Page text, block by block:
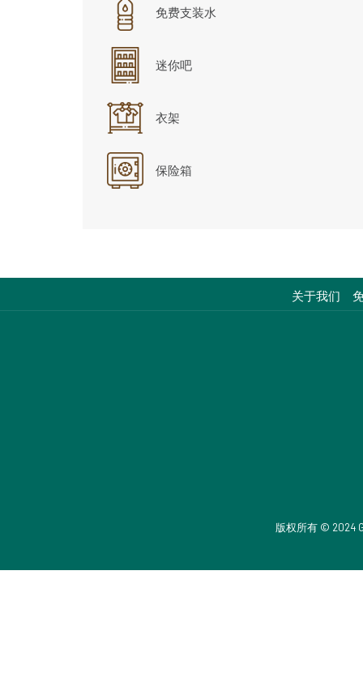
免费支装水
迷你吧
衣架
保险箱
关于我们
版权所有 © 2024